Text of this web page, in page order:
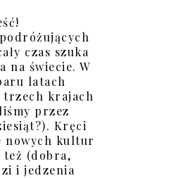
czas szuka
na świecie. W
latach
trzech krajach
przez
Kręci
nowych kultur
też (dobra,
i jedzenia